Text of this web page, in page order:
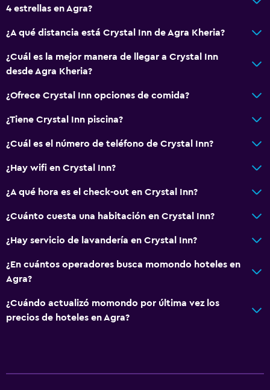
4 estrellas en Agra?
¿A qué distancia está Crystal Inn de Agra Kheria?
¿Cuál es la mejor manera de llegar a Crystal Inn
desde Agra Kheria?
¿Ofrece Crystal Inn opciones de comida?
¿Tiene Crystal Inn piscina?
¿Cuál es el número de teléfono de Crystal Inn?
¿Hay wifi en Crystal Inn?
¿A qué hora es el check-out en Crystal Inn?
¿Cuánto cuesta una habitación en Crystal Inn?
¿Hay servicio de lavandería en Crystal Inn?
¿En cuántos operadores busca momondo hoteles en
Agra?
¿Cuándo actualizó momondo por última vez los
precios de hoteles en Agra?